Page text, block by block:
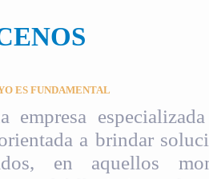
ES FUNDAMENTAL
empresa
a brindar
en aquellos